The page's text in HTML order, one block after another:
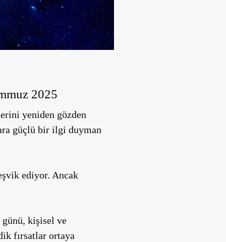
2025
yeniden gözden
güçlü bir ilgi duyman
ediyor. Ancak
günü, kişisel ve
fırsatlar ortaya